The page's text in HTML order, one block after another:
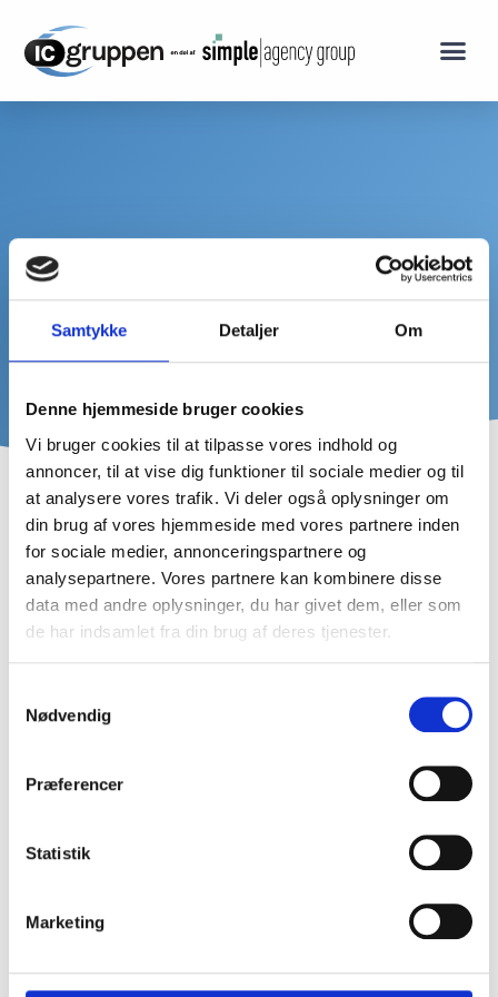
Samtykke Detaljer Om
Denne hjemmeside bruger cookies
Vi bruger cookies til at tilpasse vores indhold og
annoncer, til at vise dig funktioner til sociale medier og til
at analysere vores trafik. Vi deler også oplysninger om
din brug af vores hjemmeside med vores partnere inden
for sociale medier, annonceringspartnere og
analysepartnere. Vores partnere kan kombinere disse
data med andre oplysninger, du har givet dem, eller som
de har indsamlet fra din brug af deres tjenester.
Nødvendig
Præferencer
Statistik
Marketing
Support